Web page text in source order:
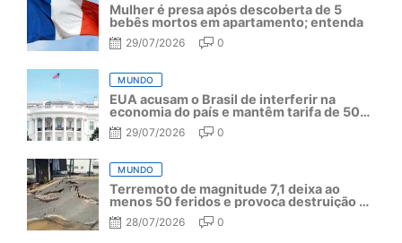
Mulher é presa após descoberta de 5
bebês mortos em apartamento; entenda
29/07/2026 0
MUNDO
EUA acusam o Brasil de interferir na
economia do país e mantêm tarifa de 50%
por mais um ano
29/07/2026 0
MUNDO
Terremoto de magnitude 7,1 deixa ao
menos 50 feridos e provoca destruição no
Japão
28/07/2026 0